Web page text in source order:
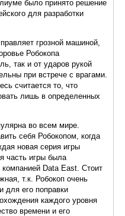
было принято решение
для разработки
грозной машиной,
Робокопа
так и от ударов рукой
при встрече с врагами.
считается то, что
лишь в определенных
во всем мире.
себя Робокопом, когда
новая серия игры
часть игры была
компанией Data East. Стоит
т.к. Робокоп очень
для его поправки
каждого уровня
времени и его